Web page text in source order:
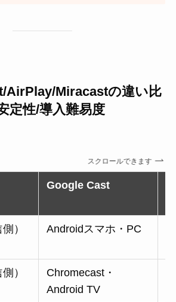
AirPlay/Miracastの違い比
定性/導入難易度
スクロールできます
Google Cast
） Androidスマホ・PC
）
Chromecast・
Android TV